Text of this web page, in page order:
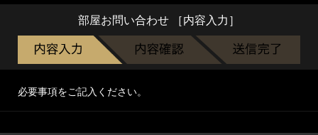
部屋お問い合わせ ［内容入力］
必要事項をご記入ください。